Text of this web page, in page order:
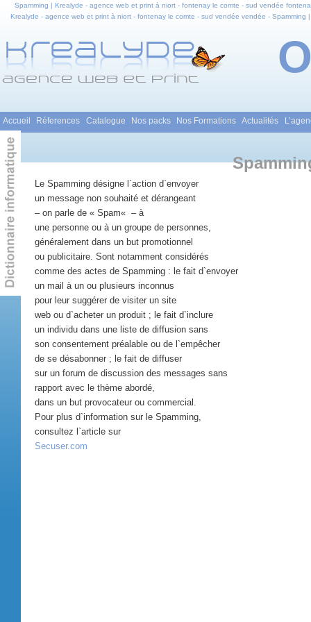
Spamming | Krealyde - agence web et print à niort - fontenay le comte - sud vendée
Krealyde - agence web et print à niort - fontenay le comte - sud vendée vendée -
Menu principal
Aller au contenu principal
Aller au contenu secondaire
Accueil Réferences Catalogue Nos packs Nos Formations Actualités
Le Spamming désigne l`action d`envoyer
un message non souhaité et dérangeant
– on parle de « Spam« – à
une personne ou à un groupe de personnes,
généralement dans un but promotionnel
ou publicitaire. Sont notamment considérés
comme des actes de Spamming : le fait d`envoyer
un mail à un ou plusieurs inconnus
pour leur suggérer de visiter un site
web ou d`acheter un produit ; le fait d`inclure
un individu dans une liste de diffusion sans
son consentement préalable ou de l`empêcher
de se désabonner ; le fait de diffuser
sur un forum de discussion des messages sans
rapport avec le thème abordé,
dans un but provocateur ou commercial.
Pour plus d`information sur le Spamming,
consultez l`article sur
Secuser.com